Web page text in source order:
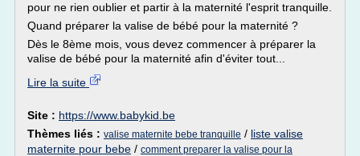
pour ne rien oublier et partir à la maternité l'esprit tranquille.
Quand préparer la valise de bébé pour la maternité ?
Dès le 8ème mois, vous devez commencer à préparer la
valise de bébé pour la maternité afin d'éviter tout...
Lire la suite
Site : https://www.babykid.be
Thèmes liés : valise maternite bebe tranquille / liste valise
maternite pour bebe / comment preparer la valise pour la